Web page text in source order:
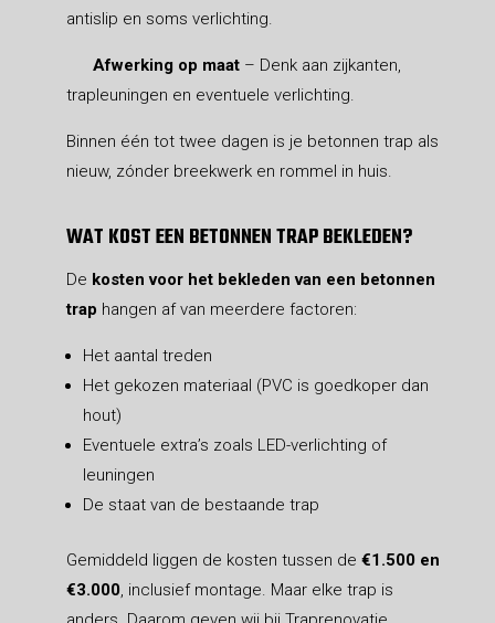
antislip en soms verlichting.
Afwerking op maat– Denk aan zijkanten,
trapleuningen en eventuele verlichting.
Binnen één tot twee dagen is je betonnen trap als
nieuw, zónder breekwerk en rommel in huis.
WAT KOST EEN BETONNEN TRAP BEKLEDEN?
De kosten voor het bekleden van een betonnen
trap hangen af van meerdere factoren:
Het aantal treden
Het gekozen materiaal (PVC is goedkoper dan
hout)
Eventuele extra’s zoals LED-verlichting of
leuningen
De staat van de bestaande trap
Gemiddeld liggen de kosten tussen de €1.500 en
€3.000, inclusief montage. Maar elke trap is